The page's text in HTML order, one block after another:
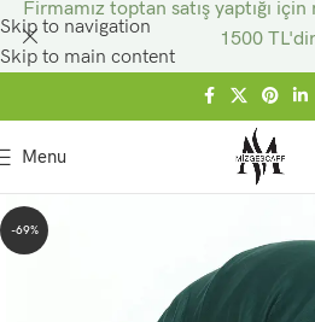
Skip to navigation
Skip to main content
Menu
-69%
Firmamız toptan satış yaptığı
1500